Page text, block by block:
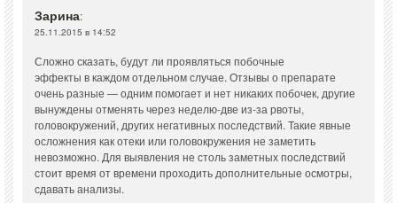
Зарина:
25.11.2015 в 14:52
Сложно сказать, будут ли проявляться побочные
эффекты в каждом отдельном случае. Отзывы о препарате
очень разные — одним помогает и нет никаких побочек, другие
вынуждены отменять через неделю-две из-за рвоты,
головокружений, других негативных последствий. Такие явные
осложнения как отеки или головокружения не заметить
невозможно. Для выявления не столь заметных последствий
стоит время от времени проходить дополнительные осмотры,
сдавать анализы.